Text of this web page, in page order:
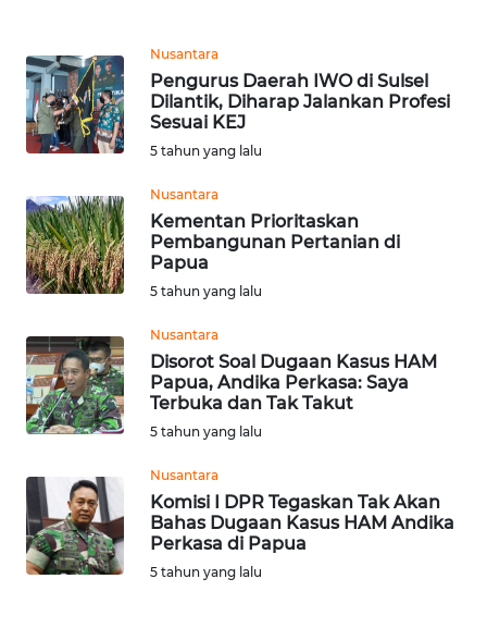
Nusantara
Pengurus Daerah IWO di Sulsel
Dilantik, Diharap Jalankan Profesi
Sesuai KEJ
5 tahun yang lalu
Nusantara
Kementan Prioritaskan
Pembangunan Pertanian di
Papua
5 tahun yang lalu
Nusantara
Disorot Soal Dugaan Kasus HAM
Papua, Andika Perkasa: Saya
Terbuka dan Tak Takut
5 tahun yang lalu
Nusantara
Komisi I DPR Tegaskan Tak Akan
Bahas Dugaan Kasus HAM Andika
Perkasa di Papua
5 tahun yang lalu
WN
TANGERANG
WN
WN
CIREBON
WN
KUNINGAN
MAJALENGKA
WN
SUBANG